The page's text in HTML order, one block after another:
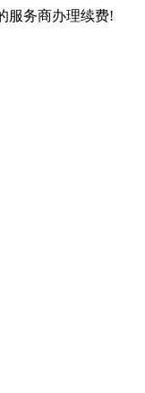
服务商办理续费!